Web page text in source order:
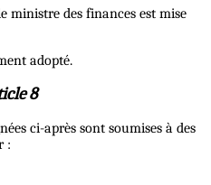
ministre des finances est mise
adopté.
8
ci-après sont soumises à des
: